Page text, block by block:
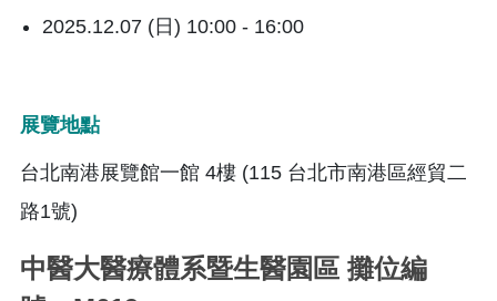
2025.12.07 (日) 10:00 - 16:00
展覽地點
台北南港展覽館一館 4樓 (115 台北市南港區經貿二
路1號)
中醫大醫療體系暨生醫園區 攤位編